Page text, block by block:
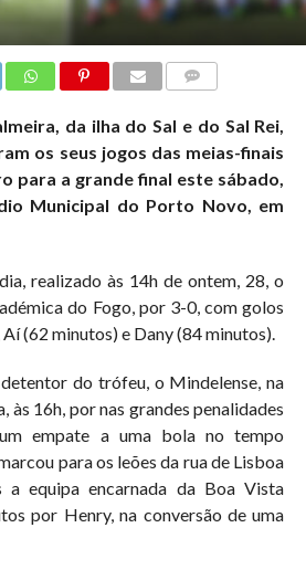
da ilha do Sal e do Sal Rei,
os seus jogos das meias-finais
para a grande final este sábado,
Municipal do Porto Novo, em
realizado às 14h de ontem, 28, o
do Fogo, por 3-0, com golos
(62 minutos) e Dany (84 minutos).
detentor do trófeu, o Mindelense, na
às 16h, por nas grandes penalidades
empate a uma bola no tempo
para os leões da rua de Lisboa
a equipa encarnada da Boa Vista
por Henry, na conversão de uma